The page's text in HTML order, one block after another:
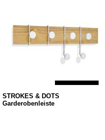
STROKES & DOTS
Garderobenleiste